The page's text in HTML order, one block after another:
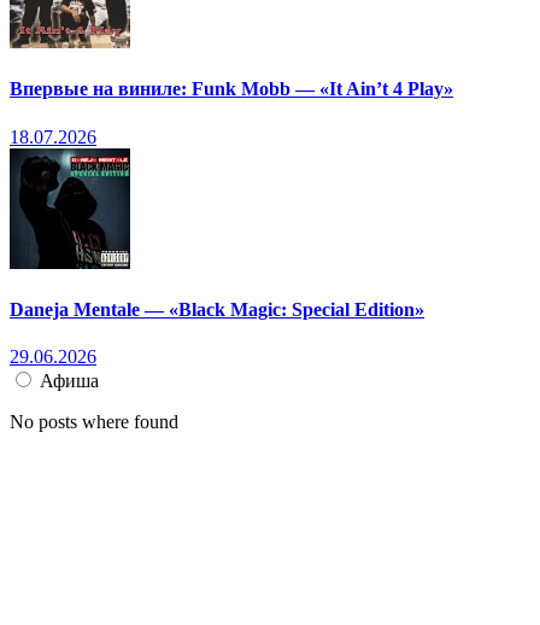
Впервые на виниле: Funk Mobb — «It Ain’t 4 Play»
18.07.2026
Daneja Mentale — «Black Magic: Special Edition»
29.06.2026
Афиша
No posts where found